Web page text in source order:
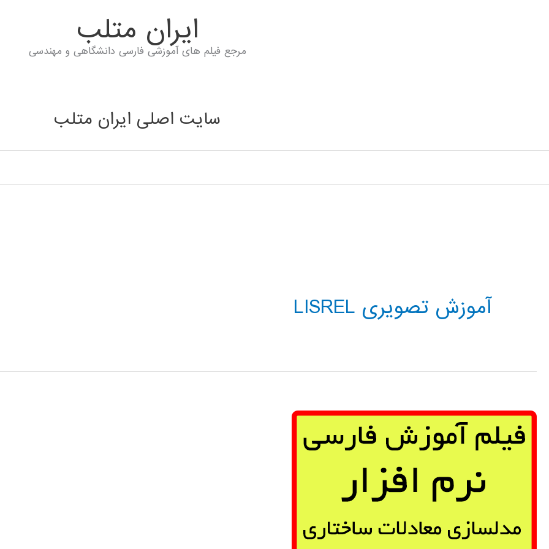
ايران متلب
مرجع فیلم های آموزشی فارسی دانشگاهی و مهندسی
سایت اصلی ایران متلب
آموزش تصویری LISREL